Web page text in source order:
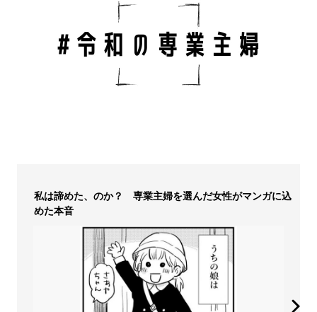
私は諦めた、のか？ 専業主婦を選んだ女性がマンガに込
めた本音